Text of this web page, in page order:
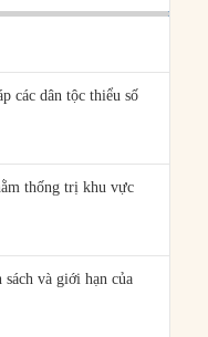
các dân tộc thiểu số
thống trị khu vực
và giới hạn của